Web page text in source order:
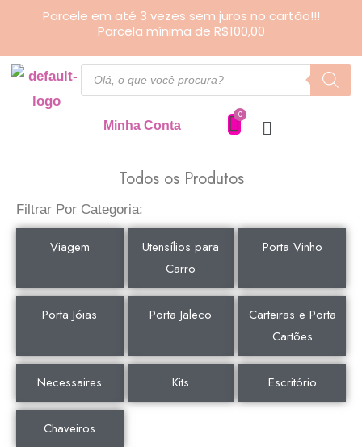
Parcele em até 3 vezes sem juros no cartão!!!
Parcela mínima de R$100,00
Pesquisar
produtos
Minha Conta
Todos os Produtos
Filtrar Por Categoria:
Viagem
Utensílios para
Carro
Porta Vinho
Porta Jóias Porta Jaleco
Carteiras e Porta
Cartões
Necessaires Kits Escritório
Chaveiros